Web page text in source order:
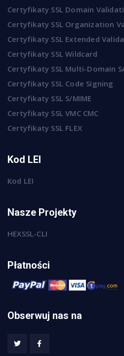
Certyfikaty SSL Domain
Certyfikaty SSL Organization
Certyfikaty SSL Extended
Certyfikaty SSL Wildcard
Certyfikaty SSL Multi-Domain
Certyfikaty SSL Code Signing
Certyfikaty SSL S/MIME
Certyfikaty SSL VMC CMC
Certyfikaty SSL FLEX
Kod LEI
Kod LEI
Nasze Projekty
HEXSSL-CLI
Płatności
Obserwuj nas na